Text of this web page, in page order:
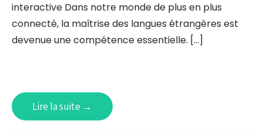
interactive Dans notre monde de plus en plus
connecté, la maîtrise des langues étrangères est
devenue une compétence essentielle. […]
Lire la suite →